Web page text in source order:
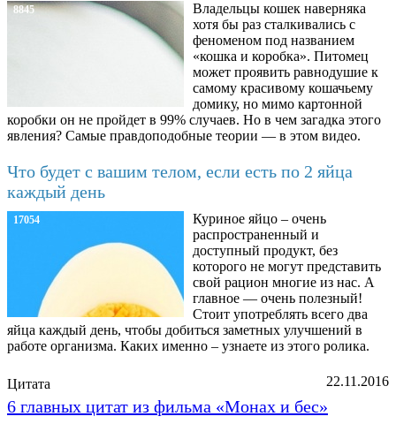
8845
Владельцы кошек наверняка
хотя бы раз сталкивались с
феноменом под названием
«кошка и коробка». Питомец
может проявить равнодушие к
самому красивому кошачьему
домику, но мимо картонной
коробки он не пройдет в 99% случаев. Но в чем загадка этого
явления? Самые правдоподобные теории — в этом видео.
Что будет с вашим телом, если есть по 2 яйца
каждый день
17054
Куриное яйцо – очень
распространенный и
доступный продукт, без
которого не могут представить
свой рацион многие из нас. А
главное — очень полезный!
Стоит употреблять всего два
яйца каждый день, чтобы добиться заметных улучшений в
работе организма. Каких именно – узнаете из этого ролика.
22.11.2016
Цитата
6 главных цитат из фильма «Монах и бес»